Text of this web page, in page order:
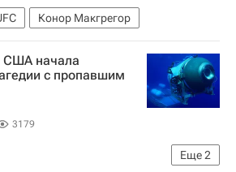
Конор Макгрегор
США начала
с пропавшим
3179
Еще2